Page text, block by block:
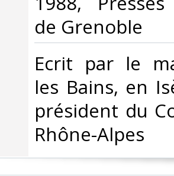
de Grenoble‎
‎Ecrit par le
les Bains, en
président du
Rhône-Alpes‎